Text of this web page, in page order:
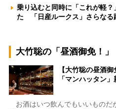
乗り込むと同時に「これが軽
た 「日産ルークス」さらな
大竹聡の「昼酒御免！」
【大竹聡の昼酒
「マンハッタン
お酒はいつ飲んでもいいものだ